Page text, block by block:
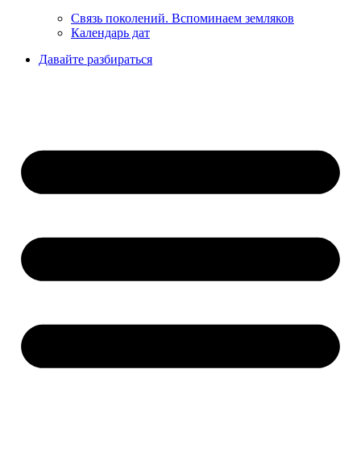
Связь поколений. Вспоминаем земляков
Календарь дат
Давайте разбираться